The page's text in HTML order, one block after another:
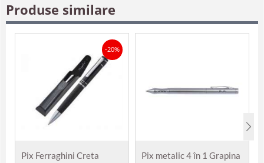
Produse similare
-20%
Pix Ferraghini Creta Pix metalic 4 în 1 Grapina